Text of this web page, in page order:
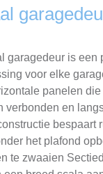
garagedeur is een
voor elke
panelen
verbonden en
bespaart
het plafond
te zwaaien